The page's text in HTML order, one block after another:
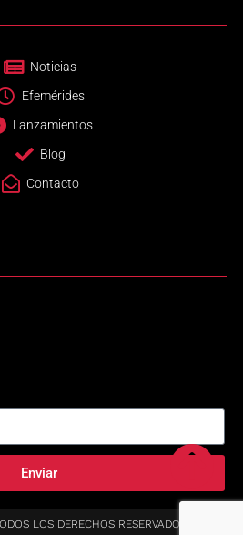
Noticias
Efemérides
Lanzamientos
Blog
Contacto
Enviar
LOS DERECHOS RESERVADOS